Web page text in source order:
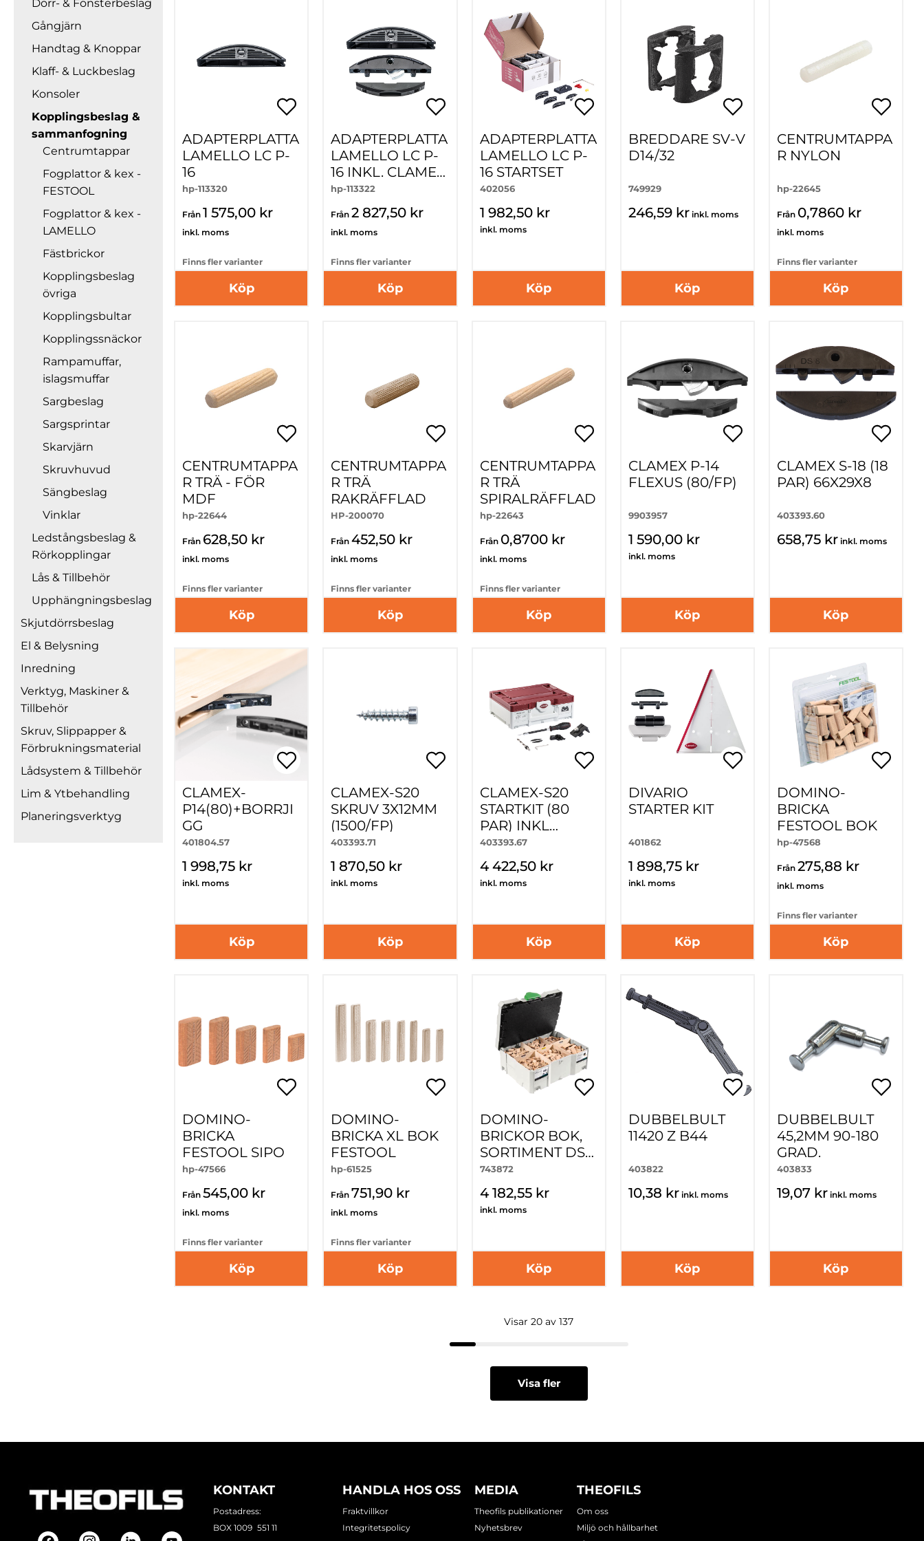
Dörr- & Fönsterbeslag
Gångjärn
Handtag & Knoppar
Klaff- & Luckbeslag
Konsoler
Kopplingsbeslag &
sammanfogning
Centrumtappar
Fogplattor & kex -
FESTOOL
Fogplattor & kex -
LAMELLO
Fästbrickor
Kopplingsbeslag
övriga
Kopplingsbultar
Kopplingssnäckor
Rampamuffar,
islagsmuffar
Sargbeslag
Sargsprintar
Skarvjärn
Skruvhuvud
Sängbeslag
Vinklar
Ledstångsbeslag &
Rörkopplingar
Lås & Tillbehör
Upphängningsbeslag
Skjutdörrsbeslag
El & Belysning
Inredning
Verktyg, Maskiner &
Tillbehör
Skruv, Slippapper &
Förbrukningsmaterial
Lådsystem & Tillbehör
Lim & Ytbehandling
Planeringsverktyg
ADAPTERPLATTA
LAMELLO LC P-
16
hp-113320
Från 1 575,00 kr
inkl. moms
Finns fler varianter
Köp
ADAPTERPLATTA
LAMELLO LC P-
16 INKL. CLAMEX
P14/10
hp-113322
Från 2 827,50 kr
inkl. moms
Finns fler varianter
Köp
ADAPTERPLATTA
LAMELLO LC P-
16 STARTSET
402056
1 982,50 kr
inkl. moms
Köp
BREDDARE SV-V
D14/32
749929
246,59 kr inkl. moms
Köp
CENTRUMTAPPA
R NYLON
hp-22645
Från 0,7860 kr
inkl. moms
Finns fler varianter
Köp
CENTRUMTAPPA
R TRÄ - FÖR
MDF
hp-22644
Från 628,50 kr
inkl. moms
Finns fler varianter
Köp
CENTRUMTAPPA
R TRÄ
RAKRÄFFLAD
HP-200070
Från 452,50 kr
inkl. moms
Finns fler varianter
Köp
CENTRUMTAPPA
R TRÄ
SPIRALRÄFFLAD
hp-22643
Från 0,8700 kr
inkl. moms
Finns fler varianter
Köp
CLAMEX P-14
FLEXUS (80/FP)
9903957
1 590,00 kr
inkl. moms
Köp
CLAMEX S-18 (18
PAR) 66X29X8
403393.60
658,75 kr inkl. moms
Köp
CLAMEX-
P14(80)+BORRJI
GG
401804.57
1 998,75 kr
inkl. moms
Köp
CLAMEX-S20
SKRUV 3X12MM
(1500/FP)
403393.71
1 870,50 kr
inkl. moms
Köp
CLAMEX-S20
STARTKIT (80
PAR) INKL
SKRUV,
BORRJIG,
VERKTYG
403393.67
4 422,50 kr
inkl. moms
Köp
DIVARIO
STARTER KIT
401862
1 898,75 kr
inkl. moms
Köp
DOMINO-
BRICKA
FESTOOL BOK
hp-47568
Från 275,88 kr
inkl. moms
Finns fler varianter
Köp
DOMINO-
BRICKA
FESTOOL SIPO
hp-47566
Från 545,00 kr
inkl. moms
Finns fler varianter
Köp
DOMINO-
BRICKA XL BOK
FESTOOL
hp-61525
Från 751,90 kr
inkl. moms
Finns fler varianter
Köp
DOMINO-
BRICKOR BOK,
SORTIMENT DS
4/5/6/8/10 1060
BU
743872
4 182,55 kr
inkl. moms
Köp
DUBBELBULT
11420 Z B44
403822
10,38 kr inkl. moms
Köp
DUBBELBULT
45,2MM 90-180
GRAD.
403833
19,07 kr inkl. moms
Köp
Visar 20 av 137
Visa fler
KONTAKT
Postadress:
BOX 1009 551 11
HANDLA HOS OSS
Fraktvillkor
Integritetspolicy
MEDIA
Theofils publikationer
Nyhetsbrev
THEOFILS
Om oss
Miljö och hållbarhet